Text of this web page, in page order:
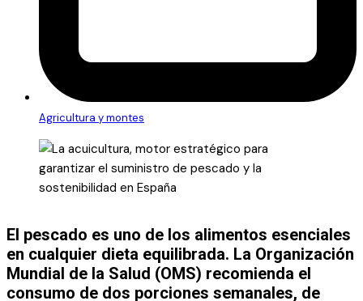
Agricultura y montes
El pescado es uno de los alimentos esenciales
en cualquier dieta equilibrada. La Organización
Mundial de la Salud (OMS) recomienda el
consumo de dos porciones semanales, de